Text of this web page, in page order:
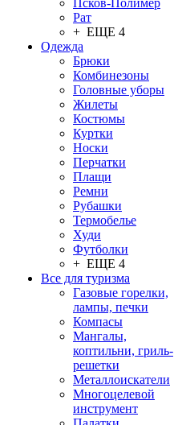
Псков-Полимер
Рат
+ ЕЩЕ 4
Одежда
Брюки
Комбинезоны
Головные уборы
Жилеты
Костюмы
Куртки
Носки
Перчатки
Плащи
Ремни
Рубашки
Термобелье
Худи
Футболки
+ ЕЩЕ 4
Все для туризма
Газовые горелки,
лампы, печки
Компасы
Мангалы,
коптильни, гриль-
решетки
Металлоискатели
Многоцелевой
инструмент